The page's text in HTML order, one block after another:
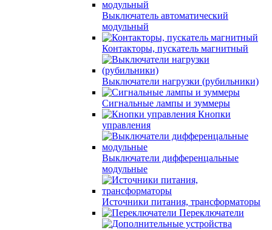
Выключатель автоматический
модульный
Контакторы, пускатель магнитный
Выключатели нагрузки (рубильники)
Сигнальные лампы и зуммеры
Кнопки
управления
Выключатели дифференцальные
модульные
Источники питания, трансформаторы
Переключатели